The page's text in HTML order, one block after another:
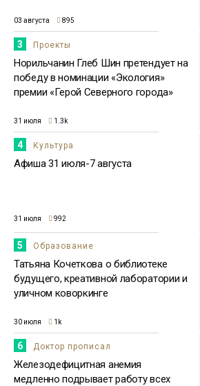
03 августа 895
3 Проекты
Норильчанин Глеб Шин претендует на
победу в номинации «Экология»
премии «Герой Северного города»
31 июля 1.3k
4 Культура
Афиша 31 июля-7 августа
31 июля 992
5 Образование
Татьяна Кочеткова о библиотеке
будущего, креативной лаборатории и
уличном коворкинге
30 июля 1k
6 Доктор прописал
Железодефицитная анемия
медленно подрывает работу всех